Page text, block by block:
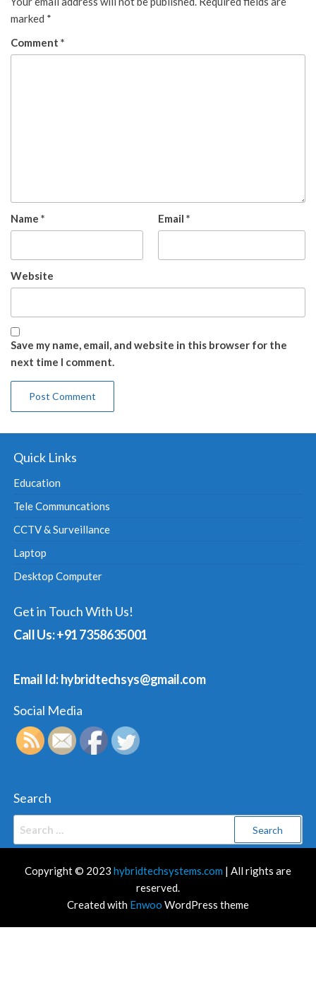
marked *
Comment *
Name * Email *
Website
Save my name, email, and website in this browser for the
next time I comment.
Quick Links
Education
Tele Communcations
CCTV & Surveillance
Laptop
Desktop Computer
Get in Touch With Us!
Call Us: +91 7358635001
Email Id: hybridtechsys@gmail.com
Social Media
Search
Copyright © 2023 hybridtechsystems.com | All rights are
reserved.
Created with Enwoo WordPress theme